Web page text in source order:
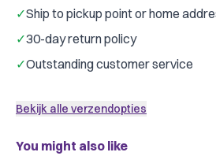
Brand: Gamegenic Dragon
✓Ship to pickup point or home
✓30-day return policy
✓Outstanding customer service
Bekijk alle verzendopties
You might also like